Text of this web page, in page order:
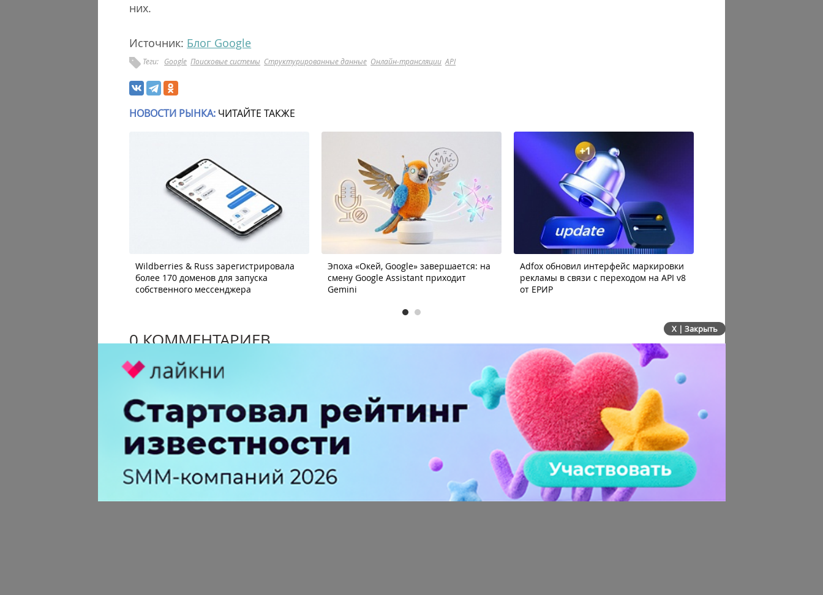
них.
Источник: Блог Google
Теги: Google Поисковые системы Структурированные данные Онлайн-трансляции API
НОВОСТИ РЫНКА: ЧИТАЙТЕ ТАКЖЕ
Wildberries & Russ зарегистрировала
более 170 доменов для запуска
собственного мессенджера
Эпоха «Окей, Google» завершается: на
смену Google Assistant приходит
Gemini
Adfox обновил интерфейс маркировки
рекламы в связи с переходом на API v8
от ЕРИР
0 КОММЕНТАРИЕВ
X | Закрыть